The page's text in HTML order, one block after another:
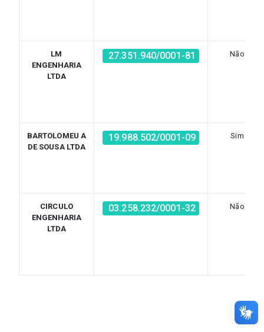
LM
ENGENHARIA
LTDA
27.351.940/0001-81 Não
BARTOLOMEU A
DE SOUSA LTDA
19.988.502/0001-09 Sim
CIRCULO
ENGENHARIA
LTDA
03.258.232/0001-32 Não